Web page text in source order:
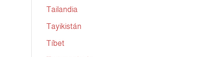
Tailandia
Tayikistán
Tíbet